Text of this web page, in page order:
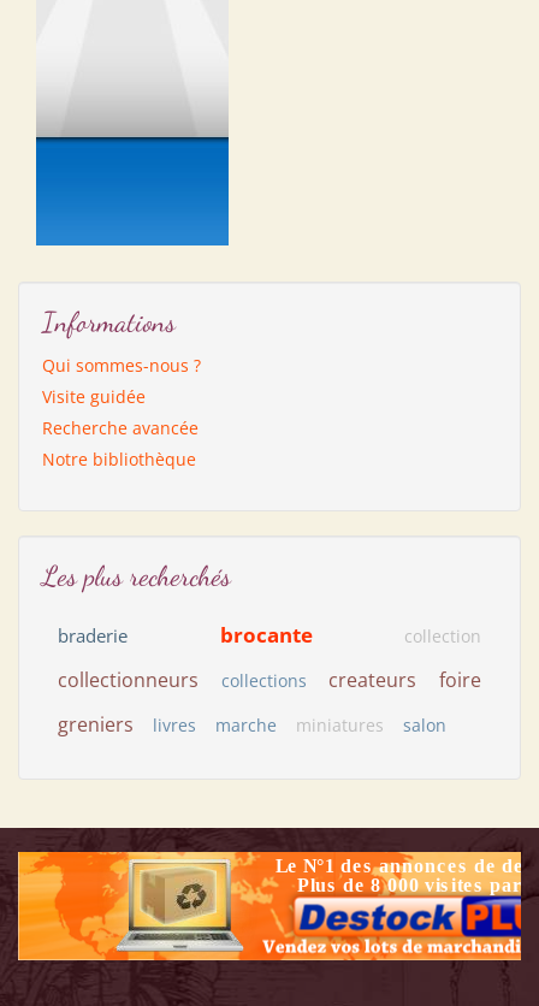
Informations
Qui sommes-nous ?
Visite guidée
Recherche avancée
Notre bibliothèque
Les plus recherchés
braderie brocante collection
collectionneurs collections createurs
foire
greniers
livres marche miniatures salon